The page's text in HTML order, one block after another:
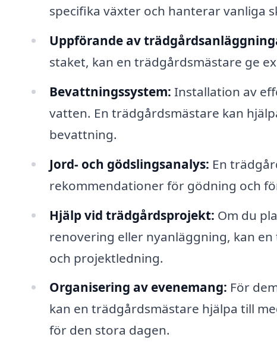
specifika växter och hanterar vanliga
Uppförande av
staket, kan en trädgårdsmästare ge
Bevattningssystem: Installation av
vatten. En trädgårdsmästare kan
bevattning.
Jord- och gödslingsanalys: En
rekommendationer för gödning och
Hjälp vid trädgårdsprojekt: Om du
renovering eller nyanläggning, kan
och projektledning.
Organisering av evenemang: För
kan en trädgårdsmästare hjälpa till
för den stora dagen.